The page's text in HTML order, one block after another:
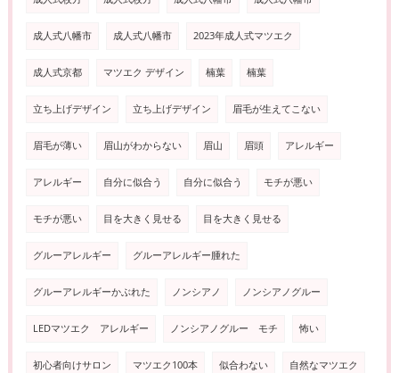
成人式八幡市 成人式八幡市 2023年成人式マツエク
成人式京都 マツエク デザイン 楠葉 楠葉
立ち上げデザイン 立ち上げデザイン 眉毛が生えてこない
眉毛が薄い 眉山がわからない 眉山 眉頭 アレルギー
アレルギー 自分に似合う 自分に似合う モチが悪い
モチが悪い 目を大きく見せる 目を大きく見せる
グルーアレルギー グルーアレルギー腫れた
グルーアレルギーかぶれた ノンシアノ ノンシアノグルー
LEDマツエク アレルギー ノンシアノグルー モチ 怖い
初心者向けサロン マツエク100本 似合わない 自然なマツエク